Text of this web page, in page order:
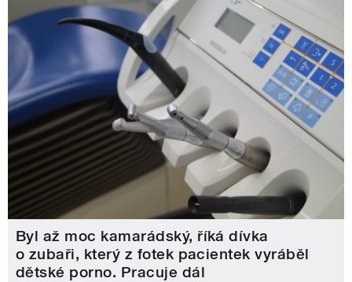
Byl až moc kamarádský, říká dívka
o zubaři, který z fotek pacientek vyráběl
dětské porno. Pracuje dál